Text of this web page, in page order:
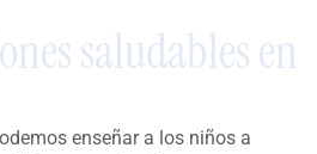
saludables en
enseñar a los niños a